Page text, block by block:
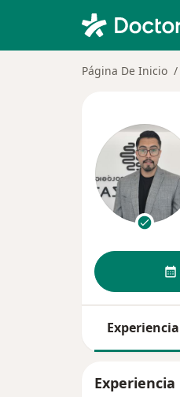
Página De Inicio
Experiencia
Experiencia